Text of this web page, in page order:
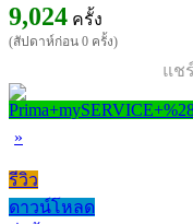
9,024 ครั้ง
(สัปดาห์ก่อน 0 ครั้ง)
แช
»
รีวิว
ดาวน์โหลด